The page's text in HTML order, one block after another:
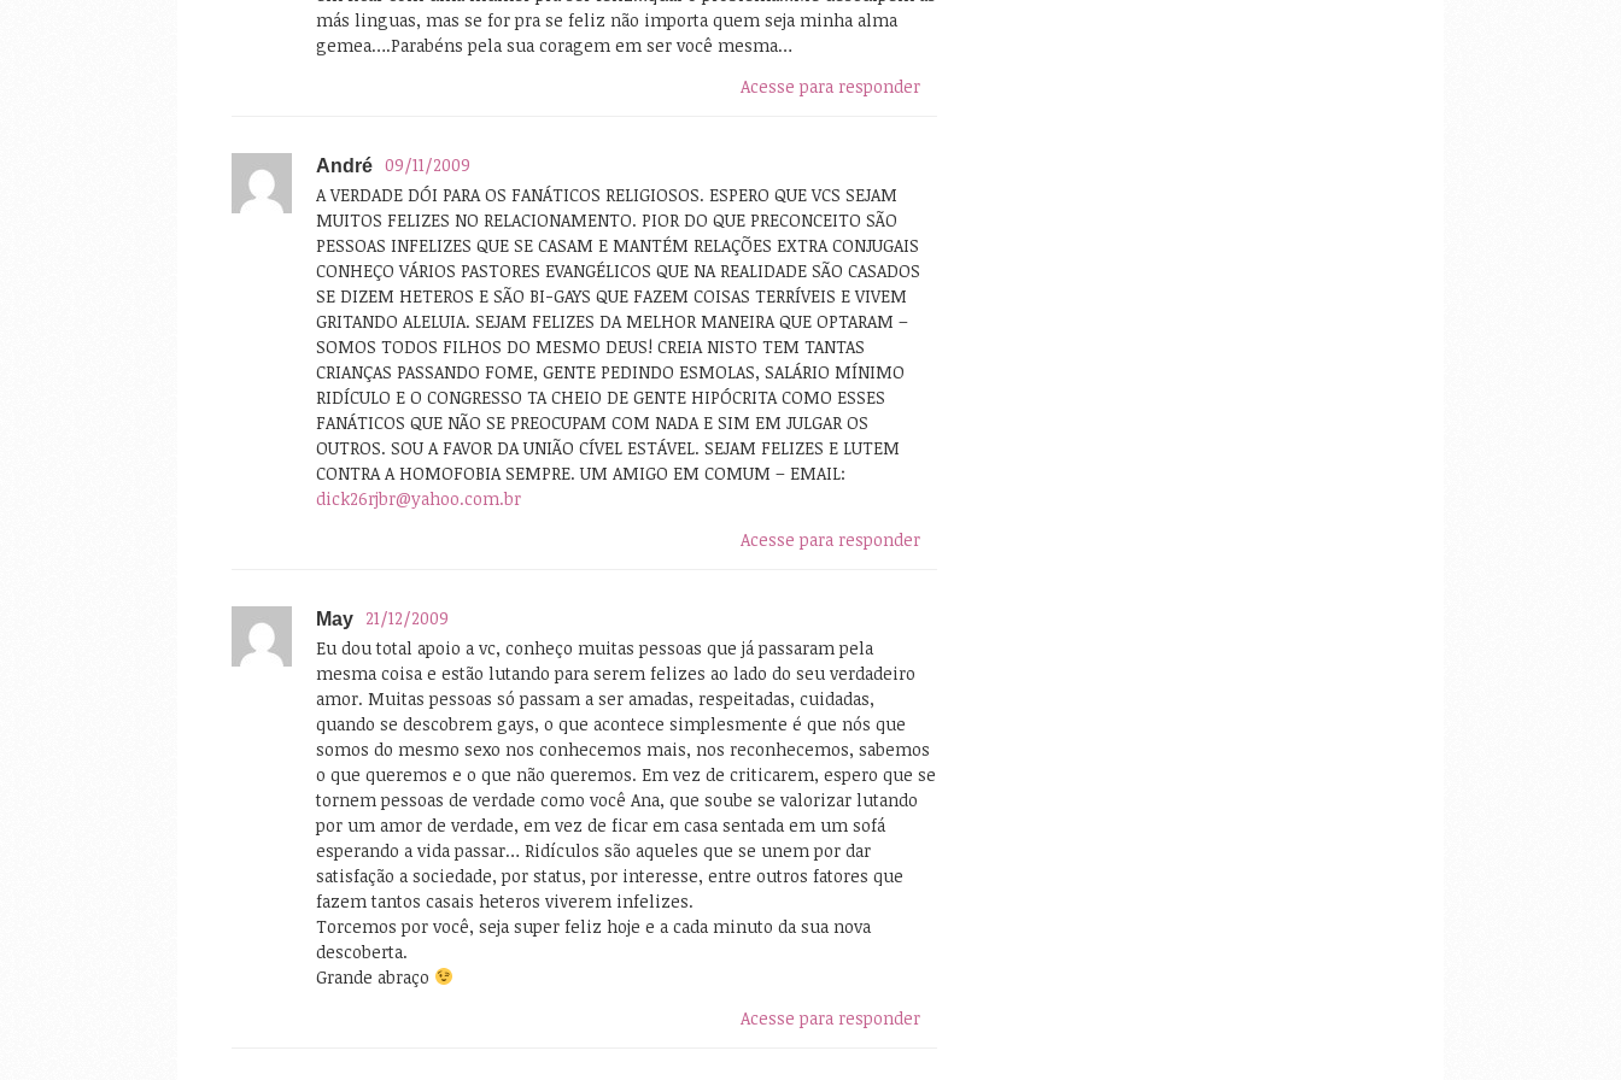
más linguas, mas se for pra se feliz não importa quem seja minha alma
gemea….Parabéns pela sua coragem em ser você mesma…
Acesse para responder
André 09/11/2009
A VERDADE DÓI PARA OS FANÁTICOS RELIGIOSOS. ESPERO QUE VCS SEJAM
MUITOS FELIZES NO RELACIONAMENTO. PIOR DO QUE PRECONCEITO SÃO
PESSOAS INFELIZES QUE SE CASAM E MANTÉM RELAÇÕES EXTRA CONJUGAIS
CONHEÇO VÁRIOS PASTORES EVANGÉLICOS QUE NA REALIDADE SÃO CASADOS
SE DIZEM HETEROS E SÃO BI-GAYS QUE FAZEM COISAS TERRÍVEIS E VIVEM
GRITANDO ALELUIA. SEJAM FELIZES DA MELHOR MANEIRA QUE OPTARAM –
SOMOS TODOS FILHOS DO MESMO DEUS! CREIA NISTO TEM TANTAS
CRIANÇAS PASSANDO FOME, GENTE PEDINDO ESMOLAS, SALÁRIO MÍNIMO
RIDÍCULO E O CONGRESSO TA CHEIO DE GENTE HIPÓCRITA COMO ESSES
FANÁTICOS QUE NÃO SE PREOCUPAM COM NADA E SIM EM JULGAR OS
OUTROS. SOU A FAVOR DA UNIÃO CÍVEL ESTÁVEL. SEJAM FELIZES E LUTEM
CONTRA A HOMOFOBIA SEMPRE. UM AMIGO EM COMUM – EMAIL:
dick26rjbr@yahoo.com.br
Acesse para responder
May
21/12/2009
Eu dou total apoio a vc, conheço muitas pessoas que já passaram pela
mesma coisa e estão lutando para serem felizes ao lado do seu verdadeiro
amor. Muitas pessoas só passam a ser amadas, respeitadas, cuidadas,
quando se descobrem gays, o que acontece simplesmente é que nós que
somos do mesmo sexo nos conhecemos mais, nos reconhecemos, sabemos
o que queremos e o que não queremos. Em vez de criticarem, espero que se
tornem pessoas de verdade como você Ana, que soube se valorizar lutando
por um amor de verdade, em vez de ficar em casa sentada em um sofá
esperando a vida passar… Ridículos são aqueles que se unem por dar
satisfação a sociedade, por status, por interesse, entre outros fatores que
fazem tantos casais heteros viverem infelizes.
Torcemos por você, seja super feliz hoje e a cada minuto da sua nova
descoberta.
Grande abraço
Acesse para responder